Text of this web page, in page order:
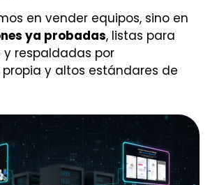
en vender equipos, sino en
ya probadas, listas para
respaldadas por
y altos estándares de